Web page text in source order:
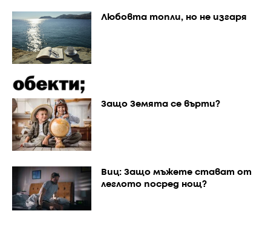
Любовта топли, но не изгаря
Защо Земята се върти?
Виц: Защо мъжете стават от
леглото посред нощ?